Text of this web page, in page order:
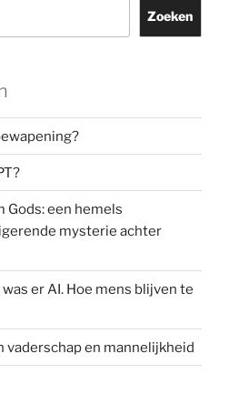
Zoeken
Gods: een hemels
mysterie achter
er AI. Hoe mens blijven te
vaderschap en mannelijkheid